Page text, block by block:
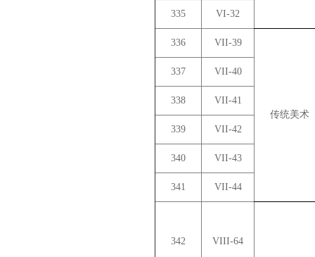
335 VI-32
336 VII-39
传统美术
337 VII-40
338 VII-41
339 VII-42
340 VII-43
341 VII-44
342 VIII-64